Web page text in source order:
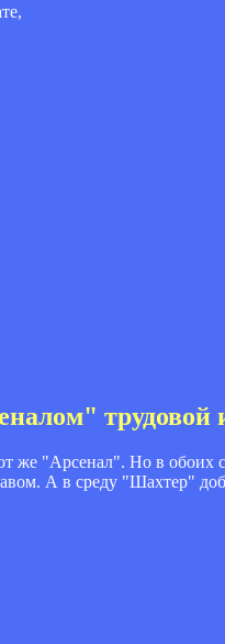
трудовой
же "Арсенал". Но в обоих
А в среду "Шахтер"